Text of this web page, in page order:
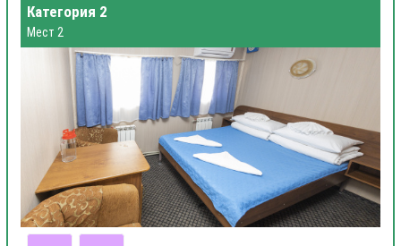
Категория 2
Мест 2